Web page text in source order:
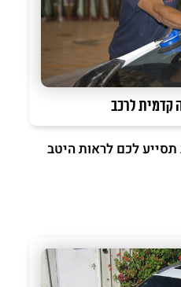
קדמית לרכב
לכם לראות היטב